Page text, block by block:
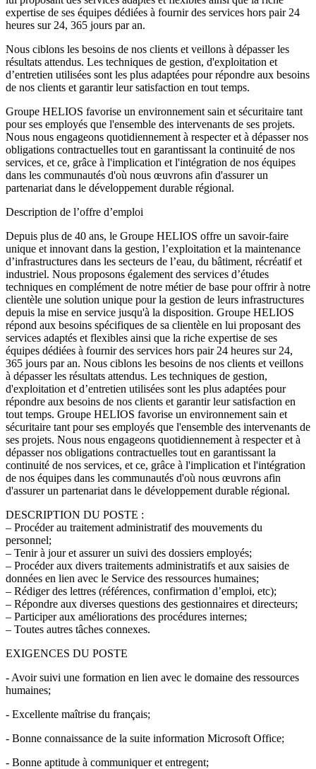
expertise de ses équipes dédiées à fournir des services hors pair 24
heures sur 24, 365 jours par an.
Nous ciblons les besoins de nos clients et veillons à dépasser les
résultats attendus. Les techniques de gestion, d'exploitation et
d’entretien utilisées sont les plus adaptées pour répondre aux besoins
de nos clients et garantir leur satisfaction en tout temps.
Groupe HELIOS favorise un environnement sain et sécuritaire tant
pour ses employés que l'ensemble des intervenants de ses projets.
Nous nous engageons quotidiennement à respecter et à dépasser nos
obligations contractuelles tout en garantissant la continuité de nos
services, et ce, grâce à l'implication et l'intégration de nos équipes
dans les communautés d'où nous œuvrons afin d'assurer un
partenariat dans le développement durable régional.
Description de l’offre d’emploi
Depuis plus de 40 ans, le Groupe HELIOS offre un savoir-faire
unique et innovant dans la gestion, l’exploitation et la maintenance
d’infrastructures dans les secteurs de l’eau, du bâtiment, récréatif et
industriel. Nous proposons également des services d’études
techniques en complément de notre métier de base pour offrir à notre
clientèle une solution unique pour la gestion de leurs infrastructures
depuis la mise en service jusqu'à la disposition. Groupe HELIOS
répond aux besoins spécifiques de sa clientèle en lui proposant des
services adaptés et flexibles ainsi que la riche expertise de ses
équipes dédiées à fournir des services hors pair 24 heures sur 24,
365 jours par an. Nous ciblons les besoins de nos clients et veillons
à dépasser les résultats attendus. Les techniques de gestion,
d'exploitation et d’entretien utilisées sont les plus adaptées pour
répondre aux besoins de nos clients et garantir leur satisfaction en
tout temps. Groupe HELIOS favorise un environnement sain et
sécuritaire tant pour ses employés que l'ensemble des intervenants de
ses projets. Nous nous engageons quotidiennement à respecter et à
dépasser nos obligations contractuelles tout en garantissant la
continuité de nos services, et ce, grâce à l'implication et l'intégration
de nos équipes dans les communautés d'où nous œuvrons afin
d'assurer un partenariat dans le développement durable régional.
DESCRIPTION DU POSTE :
– Procéder au traitement administratif des mouvements du
personnel;
– Tenir à jour et assurer un suivi des dossiers employés;
– Procéder aux divers traitements administratifs et aux saisies de
données en lien avec le Service des ressources humaines;
– Rédiger des lettres (références, confirmation d’emploi, etc);
– Répondre aux diverses questions des gestionnaires et directeurs;
– Participer aux améliorations des procédures internes;
– Toutes autres tâches connexes.
EXIGENCES DU POSTE
- Avoir suivi une formation en lien avec le domaine des ressources
humaines;
- Excellente maîtrise du français;
- Bonne connaissance de la suite information Microsoft Office;
- Bonne aptitude à communiquer et entregent;